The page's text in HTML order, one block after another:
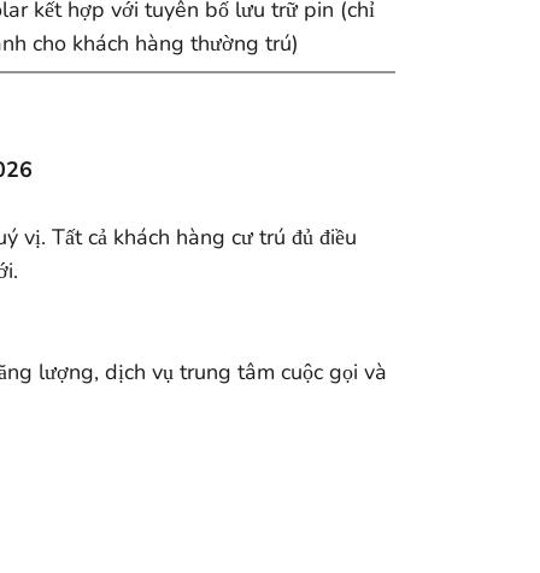
kết hợp với tuyên bố lưu trữ pin (chỉ
cho khách hàng thường trú)
vị. Tất cả khách hàng cư trú đủ điều
lượng, dịch vụ trung tâm cuộc gọi và